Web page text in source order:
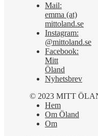
Mail:
emma (at)
mittoland.se
Instagram:
@mittoland.se
Facebook:
Mitt
Öland
Nyhetsbrev
© 2023 MITT
Hem
Om Öland
Om